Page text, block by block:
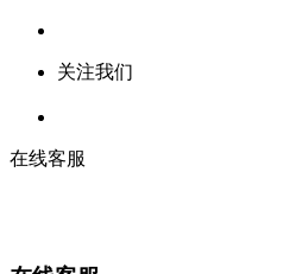
关注我们
在线客服